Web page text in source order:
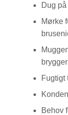
Dug
Mørke
Fugtigt
Behov